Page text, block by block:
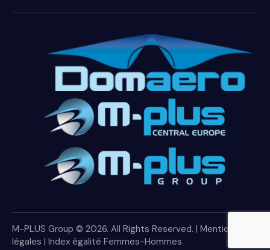
M-PLUS Group © 2026. All Rights Reserved. | Mentions
légales | Index égalité Femmes-Hommes